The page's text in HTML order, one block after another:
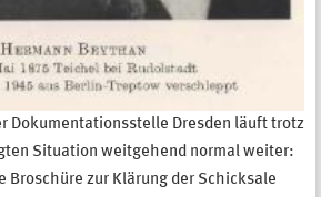
Dokumentationsstelle Dresden läuft trotz
Situation weitgehend normal weiter:
Broschüre zur Klärung der Schicksale